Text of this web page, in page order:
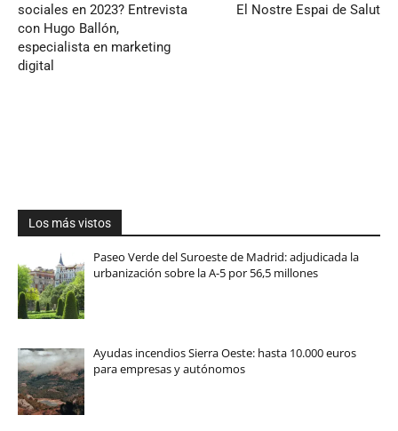
sociales en 2023? Entrevista
con Hugo Ballón,
especialista en marketing
digital
El Nostre Espai de Salut
Los más vistos
Paseo Verde del Suroeste de Madrid: adjudicada la
urbanización sobre la A-5 por 56,5 millones
Ayudas incendios Sierra Oeste: hasta 10.000 euros
para empresas y autónomos